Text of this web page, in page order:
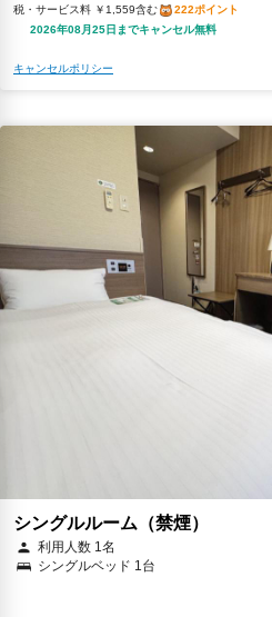
税・サービス料 ￥1,559含む
222ポイント
2026年08月25日までキャンセル無料
キャンセルポリシー
シングルルーム（禁煙）
利用人数 1名
シングルベッド 1台